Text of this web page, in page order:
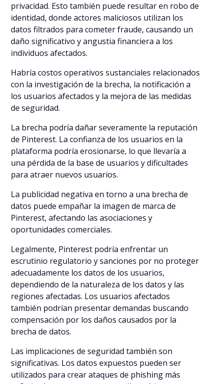
privacidad. Esto también puede resultar en robo de
identidad, donde actores maliciosos utilizan los
datos filtrados para cometer fraude, causando un
daño significativo y angustia financiera a los
individuos afectados.
Habría costos operativos sustanciales relacionados
con la investigación de la brecha, la notificación a
los usuarios afectados y la mejora de las medidas
de seguridad.
La brecha podría dañar severamente la reputación
de Pinterest. La confianza de los usuarios en la
plataforma podría erosionarse, lo que llevaría a
una pérdida de la base de usuarios y dificultades
para atraer nuevos usuarios.
La publicidad negativa en torno a una brecha de
datos puede empañar la imagen de marca de
Pinterest, afectando las asociaciones y
oportunidades comerciales.
Legalmente, Pinterest podría enfrentar un
escrutinio regulatorio y sanciones por no proteger
adecuadamente los datos de los usuarios,
dependiendo de la naturaleza de los datos y las
regiones afectadas. Los usuarios afectados
también podrían presentar demandas buscando
compensación por los daños causados por la
brecha de datos.
Las implicaciones de seguridad también son
significativas. Los datos expuestos pueden ser
utilizados para crear ataques de phishing más